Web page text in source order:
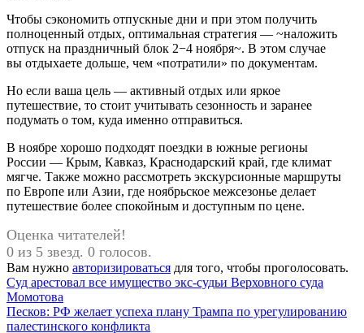
Чтобы сэкономить отпускные дни и при этом получить
полноценный отдых, оптимальная стратегия — ~наложить
отпуск на праздничный блок 2−4 ноября~. В этом случае
вы отдыхаете дольше, чем «потратили» по документам.
Но если ваша цель — активный отдых или яркое
путешествие, то стоит учитывать сезонность и заранее
подумать о том, куда именно отправиться.
В ноябре хорошо подходят поездки в южные регионы
России — Крым, Кавказ, Краснодарский край, где климат
мягче. Также можно рассмотреть экскурсионные маршруты
по Европе или Азии, где ноябрьское межсезонье делает
путешествие более спокойным и доступным по цене.
Оценка читателей!
0 из 5 звезд. 0 голосов.
Вам нужно авторизироваться для того, чтобы проголосовать.
Навигация
по
Предыдущая
запись:
Суд арестовал все имущество экс-судьи Верховного суда
Момотова
Следующая
запись:
Песков: РФ желает успеха плану Трампа по урегулированию
палестинского конфликта